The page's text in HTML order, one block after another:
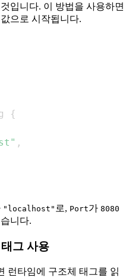
입니다. 이 방법을 사용하면
으로 시작됩니다.
{
,
"localhost" 로, Port가 8080
니다.
그 사용
런타임에 구조체 태그를 읽